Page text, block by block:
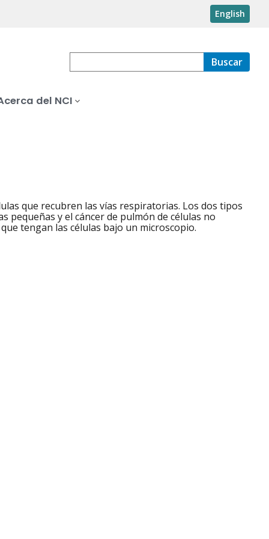
English
Buscar
del NCI
que recubren las vías respiratorias. Los dos tipos
pequeñas y el cáncer de pulmón de células no
tengan las células bajo un microscopio.